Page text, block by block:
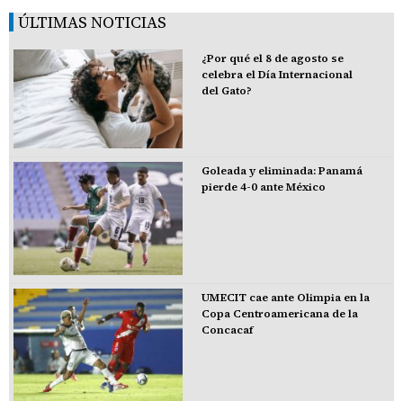
ÚLTIMAS NOTICIAS
¿Por qué el 8 de agosto se
celebra el Día Internacional
del Gato?
Goleada y eliminada: Panamá
pierde 4-0 ante México
UMECIT cae ante Olimpia en la
Copa Centroamericana de la
Concacaf